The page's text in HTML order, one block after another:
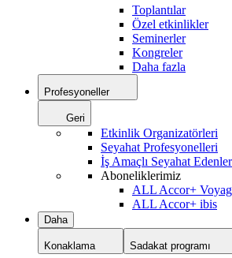
Toplantılar
Özel etkinlikler
Seminerler
Kongreler
Daha fazla
Profesyoneller
Geri
Etkinlik Organizatörleri
Seyahat Profesyonelleri
İş Amaçlı Seyahat Edenler
Aboneliklerimiz
ALL Accor+
ALL Accor+ ibis
Daha
Konaklama Sadakat programı